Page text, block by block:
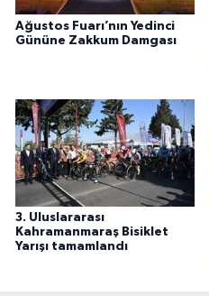
Ağustos Fuarı’nın Yedinci
Gününe Zakkum Damgası
3. Uluslararası
Kahramanmaraş Bisiklet
Yarışı tamamlandı